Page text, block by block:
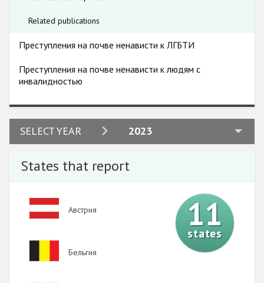
Related publications
Преступления на почве ненависти к ЛГБТИ
Преступления на почве ненависти к людям с
инвалидностью
SELECT YEAR 2023
2024
States that report
Image
Австрия
Бельгия
11
states